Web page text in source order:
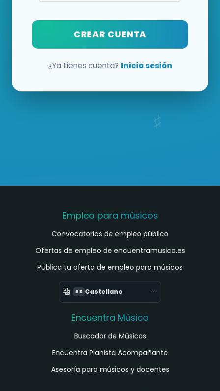
CREAR CUENTA
¿Ya tienes cuenta? Inicia sesión
Empleo para músicos
Convocatorias de empleo público
Ofertas de empleo de encuentramusico.es
Publica tu oferta de empleo para músicos
ES Castellano
Encuentra Músico
Buscador de Músicos
Encuentra Pianista Acompañante
Asesoría para músicos y docentes